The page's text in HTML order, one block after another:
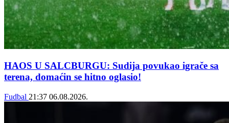
HAOS U SALCBURGU: Sudija povukao igrače sa
terena, domaćin se hitno oglasio!
Fudbal 21:37 06.08.2026.